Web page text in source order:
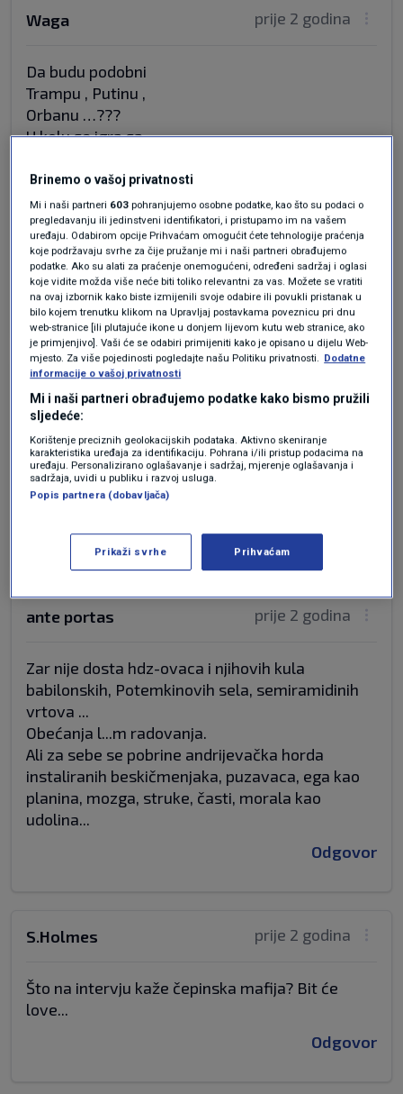
prije 2 godina
Waga
Da budu podobni
Trampu , Putinu ,
Orbanu …???
U kolu se igra sa
Kolo voditi ….??!
Karavana mora
Do cilja ….:🫵
Tko nezna slusati
Neka otkaci katiku …!!👋🫠
Odgovor
ante portas
Pozdrav, 'drugarski', svim ulizicama, slugama
poniznim i klimoglavcima, koji svoj stav i 'časno'
mišljenje formiraju nakon što im gazda
promućka mozak...
Odgovor
prije 2 godina
ante portas
Zar nije dosta hdz-ovaca i njihovih kula
babilonskih, Potemkinovih sela, semiramidinih
vrtova ...
Obećanja l...m radovanja.
Ali za sebe se pobrine andrijevačka horda
instaliranih beskičmenjaka, puzavaca, ega kao
planina, mozga, struke, časti, morala kao
udolina...
Odgovor
prije 2 godina
S.Holmes
Što na intervju kaže čepinska mafija? Bit će
love...
Odgovor
Brinemo o vašoj privatnosti
Mi i naši partneri 603 pohranjujemo osobne podatke, kao što su podaci o
pregledavanju ili jedinstveni identifikatori, i pristupamo im na vašem
uređaju. Odabirom opcije Prihvaćam omogućit ćete tehnologije praćenja
koje podržavaju svrhe za čije pružanje mi i naši partneri obrađujemo
podatke. Ako su alati za praćenje onemogućeni, određeni sadržaj i oglasi
koje vidite možda više neće biti toliko relevantni za vas. Možete se vratiti
na ovaj izbornik kako biste izmijenili svoje odabire ili povukli pristanak u
bilo kojem trenutku klikom na Upravljaj postavkama poveznicu pri dnu
web-stranice [ili plutajuće ikone u donjem lijevom kutu web stranice, ako
je primjenjivo]. Vaši će se odabiri primijeniti kako je opisano u dijelu Web-
mjesto. Za više pojedinosti pogledajte našu Politiku privatnosti. Dodatne
informacije o vašoj privatnosti
Mi i naši partneri obrađujemo podatke kako bismo pružili
sljedeće:
Korištenje preciznih geolokacijskih podataka. Aktivno skeniranje
karakteristika uređaja za identifikaciju. Pohrana i/ili pristup podacima na
uređaju. Personalizirano oglašavanje i sadržaj, mjerenje oglašavanja i
sadržaja, uvidi u publiku i razvoj usluga.
Popis partnera (dobavljača)
Prikaži svrhe Prihvaćam